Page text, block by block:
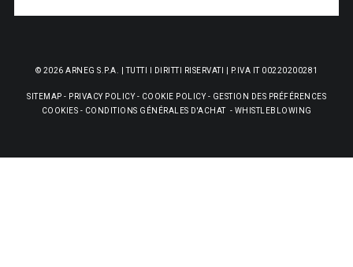
© 2026 ARNEG S.P.A. | TUTTI I DIRITTI RISERVATI | P.IVA IT 00220200281
SITEMAP - PRIVACY POLICY - COOKIE POLICY - GESTION DES PRÉFÉRENCES
COOKIES - CONDITIONS GÉNÉRALES D'ACHAT - WHISTLEBLOWING